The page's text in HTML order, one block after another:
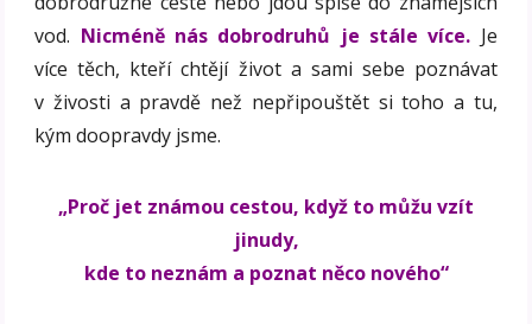
vod. Nicméně nás dobrodruhů je stále více. Je
více těch, kteří chtějí život a sami sebe poznávat
v živosti a pravdě než nepřipouštět si toho a tu,
kým doopravdy jsme.
„Proč jet známou cestou, když to můžu vzít
jinudy,
kde to neznám a poznat něco nového“